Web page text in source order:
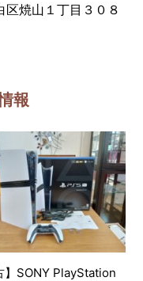
焼山１丁目３０８
報
】SONY PlayStation